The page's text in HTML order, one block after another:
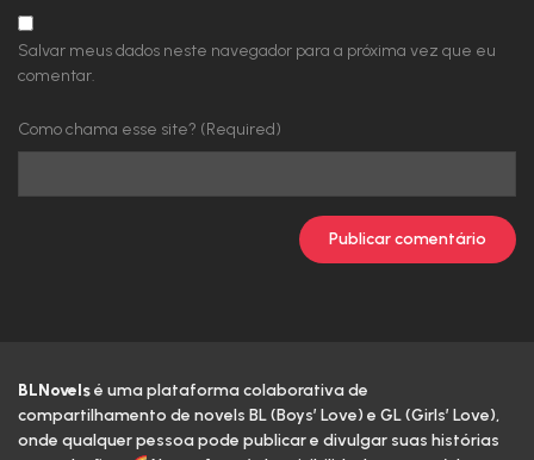
Salvar meus dados neste navegador para a próxima vez que eu
comentar.
Como chama esse site? (Required)
BLNovelsé uma plataforma colaborativa de
compartilhamento de novels BL (Boys’ Love) e GL (Girls’ Love),
onde qualquer pessoa pode publicar e divulgar suas histórias